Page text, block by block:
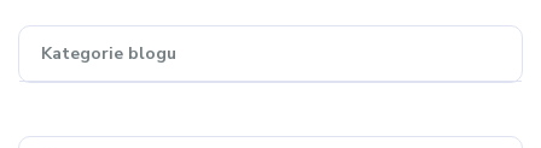
Kategorie blogu